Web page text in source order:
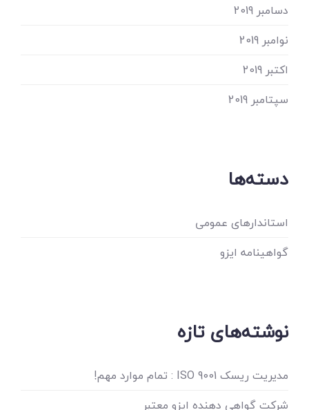
دسامبر 2019
نوامبر 2019
اکتبر 2019
سپتامبر 2019
دسته‌ها
استاندارهای عمومی
گواهینامه ایزو
نوشته‌های تازه
مدیریت ریسک ISO 9001 : تمام موارد مهم!
شرکت گواهی دهنده ایزو معتبر